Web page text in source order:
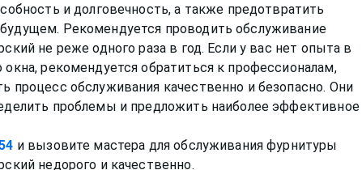
и долговечность, а также предотвратить
Рекомендуется проводить обслуживание
не реже одного раза в год. Если у вас нет опыта в
рекомендуется обратиться к профессионалам,
процесс обслуживания качественно и безопасно. Они
проблемы и предложить наиболее эффективное
и вызовите мастера для обслуживания фурнитуры